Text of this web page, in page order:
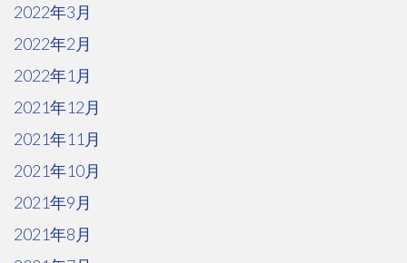
2022年3月
2022年2月
2022年1月
2021年12月
2021年11月
2021年10月
2021年9月
2021年8月